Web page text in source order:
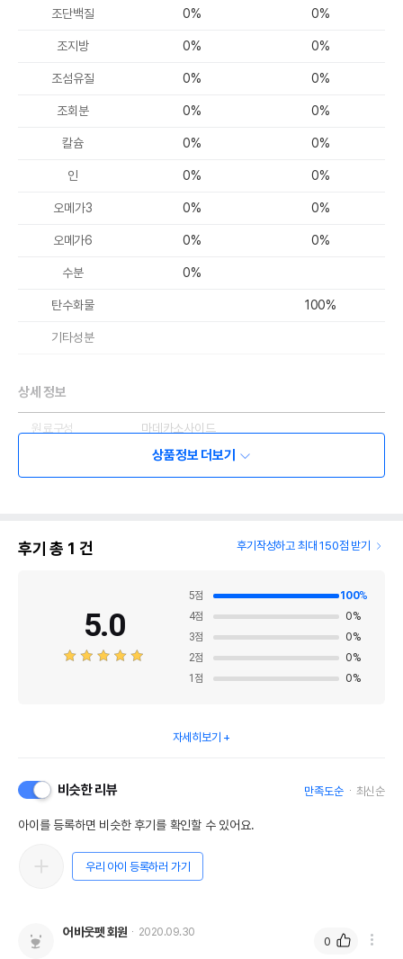
조단백질 0% 0%
조지방 0% 0%
조섬유질 0% 0%
조회분 0% 0%
칼슘 0% 0%
인 0% 0%
오메가3 0% 0%
오메가6 0% 0%
수분 0%
탄수화물 100%
기타성분
상세 정보
원료구성 마데카소사이드
크림
상품 필수 정보
울지마마이펫 마데카소사이드 진정 스팟
법에 의한 인증,허가 등을
받았음을 확인할수 있는
상세페이지 참조
(주)울지마마이펫/해당사항없음
AS책임자와 전화번호
또는 소비자상담 관련
유통기한
이후인 상품이 출고됩니다.
단, 상품명에 유통기한 명시된 경우, 해당
상품정보 더보기
후기 총 1 건 후기작성하고 최대 150점 받기
5.0
5점 100%
4점 0%
3점 0%
2점 0%
1 점 0%
자세히보기
비슷한 리뷰 만족도순 최신순
아이를 등록하면 비슷한 후기를 확인할 수 있어요.
우리 아이 등록하러 가기
어바웃펫 회원 2020.09.30
0